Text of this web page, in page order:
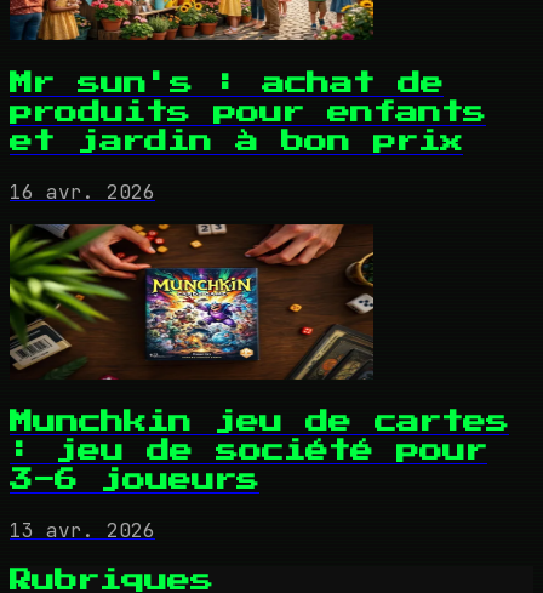
Mr sun's : achat de
produits pour enfants
et jardin à bon prix
16 avr. 2026
Munchkin jeu de cartes
: jeu de société pour
3-6 joueurs
13 avr. 2026
Rubriques